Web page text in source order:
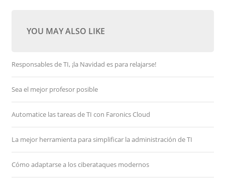
YOU MAY ALSO LIKE
Responsables de TI, ¡la Navidad es para relajarse!
Sea el mejor profesor posible
Automatice las tareas de TI con Faronics Cloud
La mejor herramienta para simplificar la administración de TI
Cómo adaptarse a los ciberataques modernos